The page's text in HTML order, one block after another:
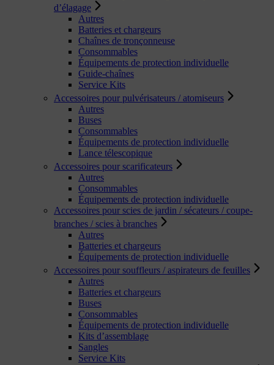
d’élagage
Autres
Batteries et chargeurs
Chaînes de tronçonneuse
Consommables
Équipements de protection individuelle
Guide-chaînes
Service Kits
Accessoires pour pulvérisateurs / atomiseurs
Autres
Buses
Consommables
Équipements de protection individuelle
Lance télescopique
Accessoires pour scarificateurs
Autres
Consommables
Équipements de protection individuelle
Accessoires pour scies de jardin / sécateurs / coupe-
branches / scies à branches
Autres
Batteries et chargeurs
Équipements de protection individuelle
Accessoires pour souffleurs / aspirateurs de feuilles
Autres
Batteries et chargeurs
Buses
Consommables
Équipements de protection individuelle
Kits d’assemblage
Sangles
Service Kits